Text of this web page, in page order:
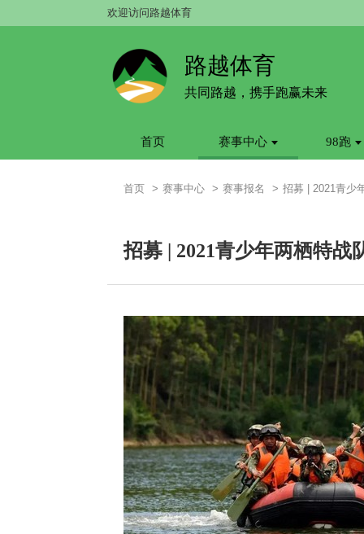
欢迎访问路越体育
路越体育
共同路越，携手跑赢未来
首页 赛事中心 98跑
首页 赛事中心 赛事报名 招募 | 2021青少
招募 | 2021青少年两栖特战